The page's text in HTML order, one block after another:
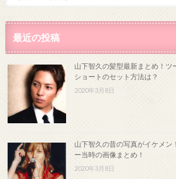
最近の投稿
山下智久の髪型最新まとめ！
ショートのセット方法は？
2020年3月8日
山下智久の昔の写真がイケメン
ー当時の画像まとめ！
2020年3月8日